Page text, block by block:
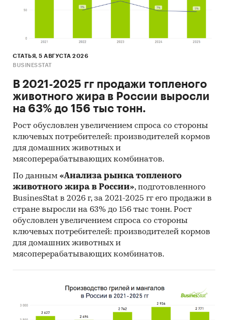
СТАТЬЯ, 5 АВГУСТА 2026
BUSINESSTAT
В 2021-2025 гг продажи топленого
животного жира в России выросли
на 63% до 156 тыс тонн.
Рост обусловлен увеличением спроса со стороны
ключевых потребителей: производителей кормов
для домашних животных и
мясоперерабатывающих комбинатов.
По данным «Анализа рынка топленого
животного жира в России», подготовленного
BusinesStat в 2026 г, за 2021-2025 гг его продажи в
стране выросли на 63% до 156 тыс тонн. Рост
обусловлен увеличением спроса со стороны
ключевых потребителей: производителей кормов
для домашних животных и
мясоперерабатывающих комбинатов.